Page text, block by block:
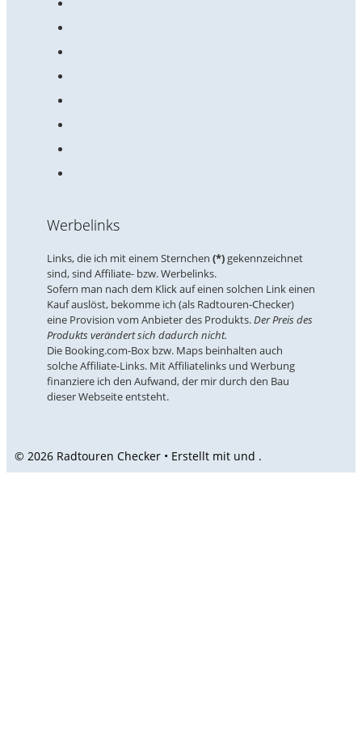
Werbelinks
Links, die ich mit einem Sternchen (*)gekennzeichnet
sind, sind Affiliate- bzw. Werbelinks.
Sofern man nach dem Klick auf einen solchen Link einen
Kauf auslöst, bekomme ich (als Radtouren-Checker)
eine Provision vom Anbieter des Produkts.Der Preis des
Produkts verändert sich dadurch nicht.
Die Booking.com-Box bzw. Maps beinhalten auch
solche Affiliate-Links. Mit Affiliatelinks und Werbung
finanziere ich den Aufwand, der mir durch den Bau
dieser Webseite entsteht.
© 2026 Radtouren Checker • Erstellt mit und .